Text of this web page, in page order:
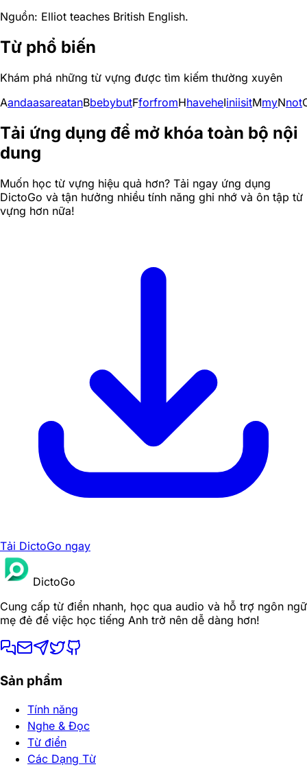
Nguồn: Elliot teaches British English.
Từ phổ biến
Khám phá những từ vựng được tìm kiếm thường xuyên
AandaasareatanBbebybutFforfromHhaveheIiniisitMmyNnot
Tải ứng dụng để mở khóa toàn bộ nội
dung
Muốn học từ vựng hiệu quả hơn? Tải ngay ứng dụng
DictoGo và tận hưởng nhiều tính năng ghi nhớ và ôn tập từ
vựng hơn nữa!
Tải DictoGo ngay
DictoGo
Cung cấp từ điển nhanh, học qua audio và hỗ trợ ngôn ngữ
mẹ đẻ để việc học tiếng Anh trở nên dễ dàng hơn!
Sản phẩm
Tính năng
Nghe & Đọc
Từ điển
Các Dạng Từ